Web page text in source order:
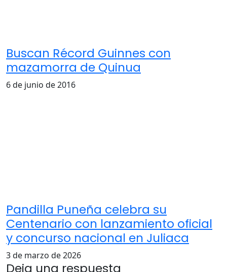
Buscan Récord Guinnes con
mazamorra de Quinua
6 de junio de 2016
Pandilla Puneña celebra su
Centenario con lanzamiento oficial
y concurso nacional en Juliaca
3 de marzo de 2026
Deja una respuesta